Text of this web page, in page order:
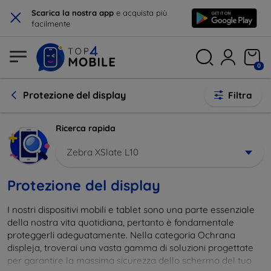
× Scarica la nostra app e acquista più
facilmente
0
Protezione del display Filtra
Ricerca rapida
Zebra XSlate L10
Protezione del display
I nostri dispositivi mobili e tablet sono una parte essenziale
della nostra vita quotidiana, pertanto è fondamentale
proteggerli adeguatamente. Nella categoria Ochrana
displeja, troverai una vasta gamma di soluzioni progettate
per garantire la massima sicurezza dello schermo del tuo